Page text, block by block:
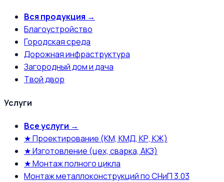
Вся продукция →
Благоустройство
Городская среда
Дорожная инфраструктура
Загородный дом и дача
Твой двор
Услуги
Все услуги →
★ Проектирование (КМ, КМД, КР, КЖ)
★ Изготовление (цех, сварка, АКЗ)
★ Монтаж полного цикла
Монтаж металлоконструкций по СНиП 3.03